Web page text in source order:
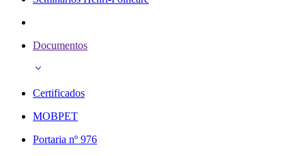
Documentos
Certificados
MOBPET
Portaria nº 976